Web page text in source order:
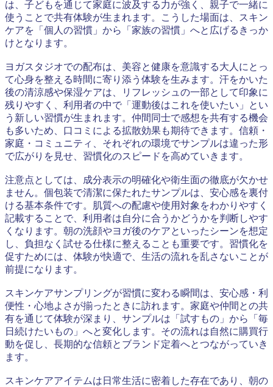
は、子どもを通じて家庭に波及する力が強く、親子で一緒に
使うことで共有体験が生まれます。こうした場面は、スキン
ケアを「個人の習慣」から「家族の習慣」へと広げるきっか
けとなります。
ヨガスタジオでの配布は、美容と健康を意識する大人にとっ
て心身を整える時間に寄り添う体験を生みます。汗をかいた
後の清涼感や保湿ケアは、リフレッシュの一部として印象に
残りやすく、利用者の中で「運動後はこれを使いたい」とい
う新しい習慣が生まれます。仲間同士で感想を共有する機会
も多いため、口コミによる拡散効果も期待できます。信頼・
家庭・コミュニティ、それぞれの環境でサンプルは違った形
で広がりを見せ、習慣化のスピードを高めていきます。
注意点としては、成分表示の明確化や衛生面の徹底が欠かせ
ません。個包装で清潔に保たれたサンプルは、安心感を裏付
ける基本条件です。肌質への配慮や使用対象をわかりやすく
記載することで、利用者は自分に合うかどうかを判断しやす
くなります。朝の洗顔やヨガ後のケアといったシーンを想定
し、負担なく試せる仕様に整えることも重要です。習慣化を
促すためには、体験が快適で、生活の流れを乱さないことが
前提になります。
スキンケアサンプリングが習慣に変わる瞬間は、安心感・利
便性・心地よさが揃ったときに訪れます。家庭や仲間との共
有を通じて体験が深まり、サンプルは「試すもの」から「毎
日続けたいもの」へと変化します。その流れは自然に購買行
動を促し、長期的な信頼とブランド定着へとつながっていき
ます。
スキンケアアイテムは日常生活に密着した存在であり、朝の